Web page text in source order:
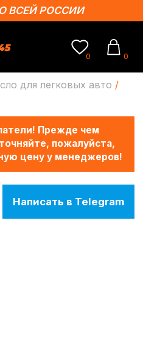
для легковых авто /
в Telegram
чем